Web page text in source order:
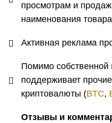
просмотрам и
наименования
Активная реклама
Помимо
поддерживает
криптовалюты (BTC,
Отзывы и